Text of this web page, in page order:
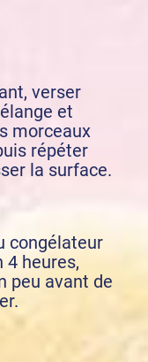
verser
et
morceaux
répéter
la surface.
congélateur
4 heures,
peu avant de